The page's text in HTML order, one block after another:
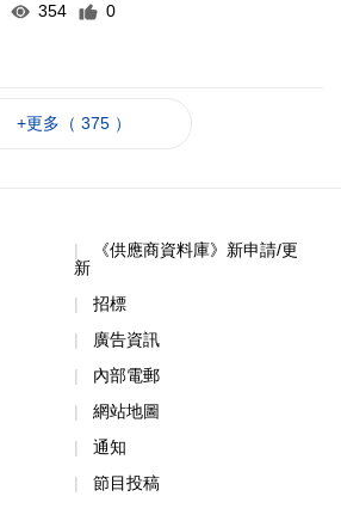
354
0
+更多（ 375 ）
《供應商資料庫》新申請/更
新
招標
廣告資訊
內部電郵
網站地圖
通知
節目投稿